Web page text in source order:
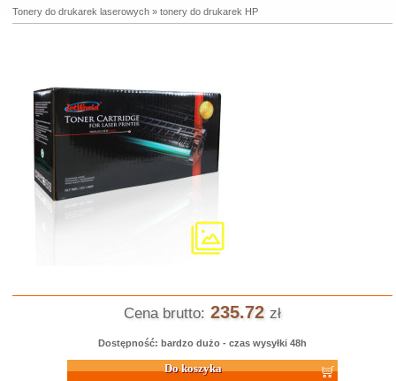
Tonery do drukarek laserowych» tonery do drukarek HP
Cena brutto: 235.72 zł
Dostępność: bardzo dużo - czas wysyłki 48h
Do koszyka